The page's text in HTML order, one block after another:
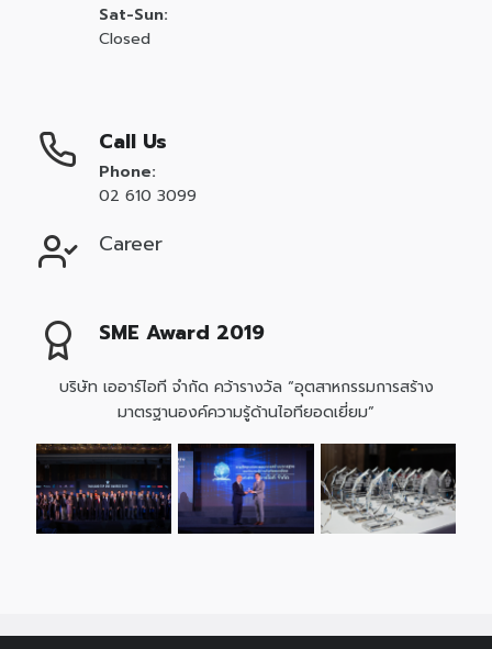
Sat-Sun:
Closed
Call Us
Phone:
02 610 3099
Career
SME Award 2019
บริษัท เออาร์ไอที จำกัด คว้ารางวัล “อุตสาหกรรมการสร้าง
มาตรฐานองค์ความรู้ด้านไอทียอดเยี่ยม”